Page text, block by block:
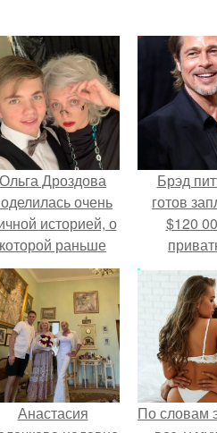
Ольга Дроздова
очень
историей, о
которой раньше
не говорила.
Брэд
готов
$120
с
Анастасия
По словам